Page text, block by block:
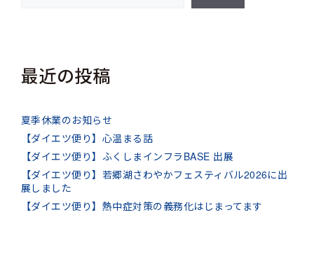
最近の投稿
夏季休業のお知らせ
【ダイエツ便り】心温まる話
【ダイエツ便り】ふくしまインフラBASE 出展
【ダイエツ便り】若郷湖さわやかフェスティバル2026に出
展しました
【ダイエツ便り】熱中症対策の義務化はじまってます